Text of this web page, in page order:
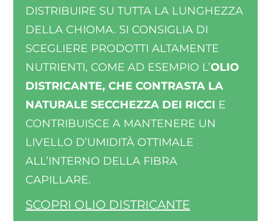
DISTRIBUIRE SU TUTTA LA LUNGHEZZA
DELLA CHIOMA. SI CONSIGLIA DI
SCEGLIERE PRODOTTI ALTAMENTE
NUTRIENTI, COME AD ESEMPIO L’OLIO
DISTRICANTE, CHE CONTRASTA LA
NATURALE SECCHEZZA DEI RICCI E
CONTRIBUISCE A MANTENERE UN
LIVELLO D’UMIDITÀ OTTIMALE
ALL’INTERNO DELLA FIBRA
CAPILLARE.
SCOPRI OLIO DISTRICANTE